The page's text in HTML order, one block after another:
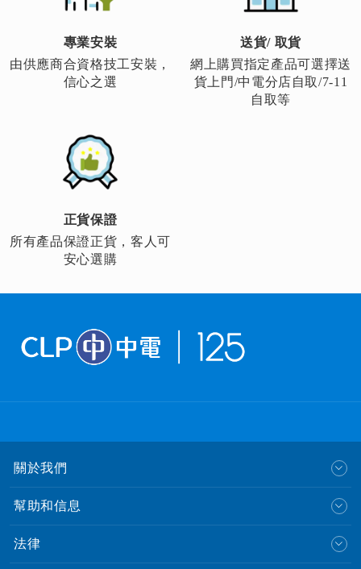
專業安裝
由供應商合資格技工安裝，
信心之選
送貨/ 取貨
網上購買指定產品可選擇送
貨上門/中電分店自取/7-11
自取等
正貨保證
所有產品保證正貨，客人可
安心選購
關於我們
幫助和信息
法律